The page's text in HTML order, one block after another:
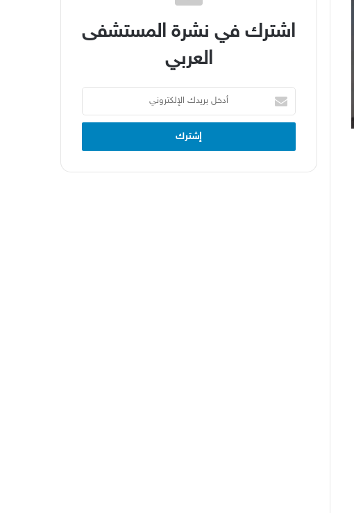
اشترك في نشرة المستشفى
العربي
بريدك
الإلكتروني